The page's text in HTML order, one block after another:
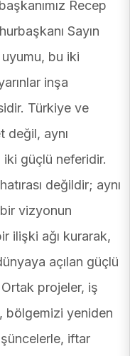
Recep
Sayın
uyumu, bu iki
inşa
Türkiye ve
değil, aynı
güçlü neferidir.
değildir; aynı
vizyonun
ilişki ağı kurarak,
açılan güçlü
Ortak projeler, iş
bölgemizi yeniden
iftar